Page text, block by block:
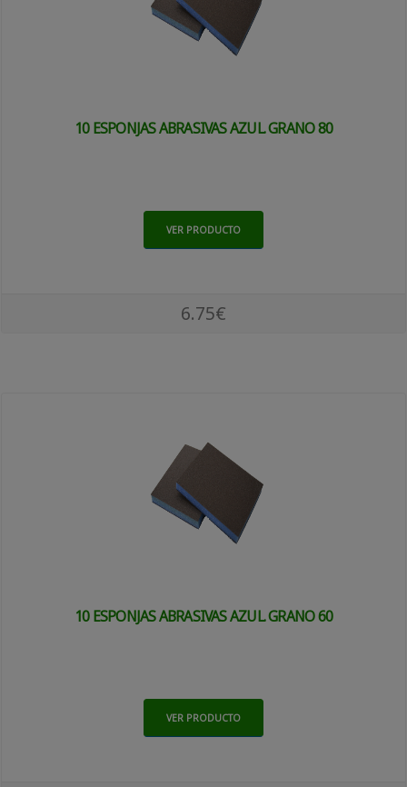
10 ESPONJAS ABRASIVAS AZUL. GRANO 80
VER PRODUCTO
6.75€
10 ESPONJAS ABRASIVAS AZUL. GRANO 60
VER PRODUCTO